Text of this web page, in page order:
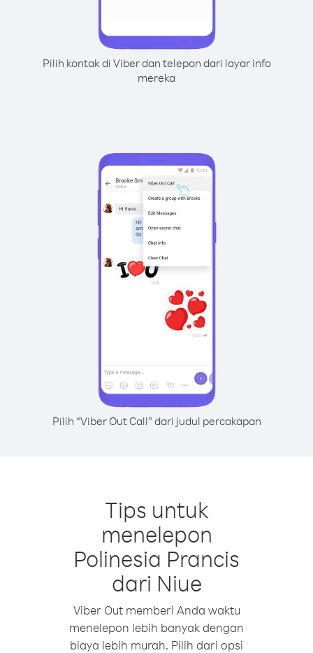
Pilih kontak di Viber dan telepon dari layar info
mereka
Pilih “Viber Out Call” dari judul percakapan
Tips untuk
menelepon
Polinesia Prancis
dari Niue
Viber Out memberi Anda waktu
menelepon lebih banyak dengan
biaya lebih murah. Pilih dari opsi